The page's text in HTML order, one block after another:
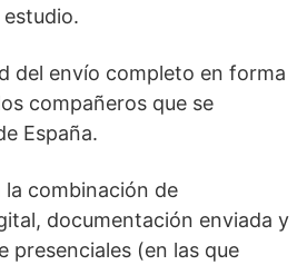
estudio.
del envío completo en forma
compañeros que se
España.
combinación de
documentación enviada y
presenciales (en las que